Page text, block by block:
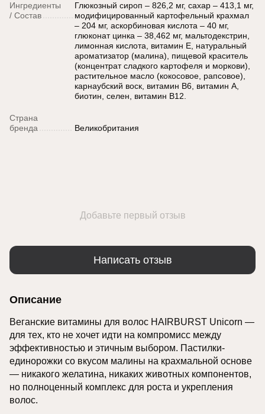
Ингредиенты
/ Состав
Глюкозный сироп – 826,2 мг, сахар – 413,1 мг,
модифицированный картофельный крахмал
– 204 мг, аскорбиновая кислота – 40 мг,
глюконат цинка – 38,462 мг, мальтодекстрин,
лимонная кислота, витамин E, натуральный
ароматизатор (малина), пищевой краситель
(концентрат сладкого картофеля и моркови),
растительное масло (кокосовое, рапсовое),
карнаубский воск, витамин B6, витамин A,
биотин, селен, витамин B12.
Страна
бренда
Великобритания
Добавьте первый отзыв
Написать отзыв
Описание
Веганские витамины для волос HAIRBURST Unicorn —
для тех, кто не хочет идти на компромисс между
эффективностью и этичным выбором. Пастилки-
единорожки со вкусом малины на крахмальной основе
— никакого желатина, никаких животных компонентов,
но полноценный комплекс для роста и укрепления
волос.